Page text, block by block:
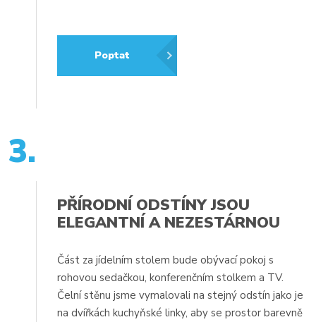
Poptat
3.
PŘÍRODNÍ ODSTÍNY JSOU
ELEGANTNÍ A NEZESTÁRNOU
Část za jídelním stolem bude obývací pokoj s
rohovou sedačkou, konferenčním stolkem a TV.
Čelní stěnu jsme vymalovali na stejný odstín jako je
na dvířkách kuchyňské linky, aby se prostor barevně